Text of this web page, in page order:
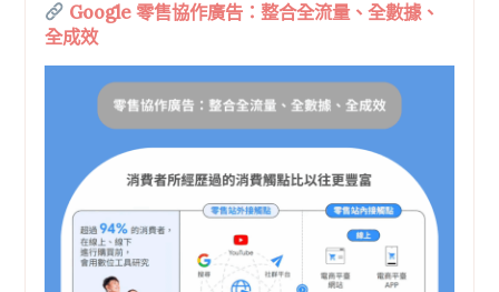
Google 零售協作廣告：整合全流量、全數據、
全成效